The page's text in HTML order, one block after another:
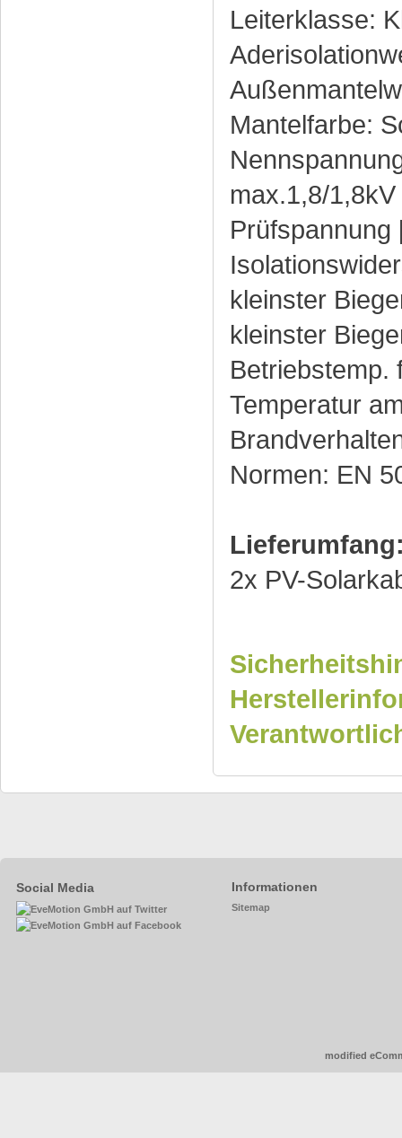
Leiterklasse:
Mantelfarbe:
max.1,8/1,8kV
Prüfspannung
kleinster
kleinster
Betriebstemp.
Temperatur
Normen: EN
2x PV-
Social Media Informationen
Sitemap
modified